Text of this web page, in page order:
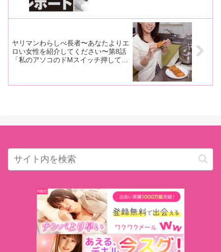
ヤリマンわらしべ長者〜あなたよりエ
ロい女性を紹介してください〜第8話
「私のアソコのドMスイッチ押してく